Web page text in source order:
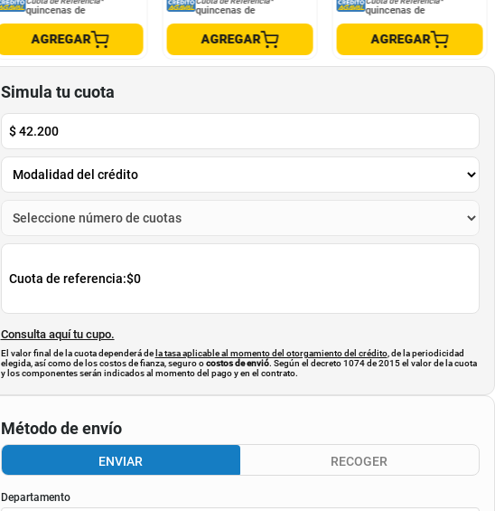
quincenas de
AGREGAR
quincenas de
AGREGAR
quincenas de
AGREGAR
Simula tu cuota
$42.200
Cuota de referencia:$0
Consulta aquí tu cupo.
El valor final de la cuota dependerá de la tasa aplicable al momento del otorgamiento del crédito, de la periodicidad
elegida, así como de los costos de fianza, seguro ocostos de envió. Según el decreto 1074 de 2015 el valor de la cuota
y los componentes serán indicados al momento del pago y en el contrato.
Método de envío
ENVIAR RECOGER
Departamento